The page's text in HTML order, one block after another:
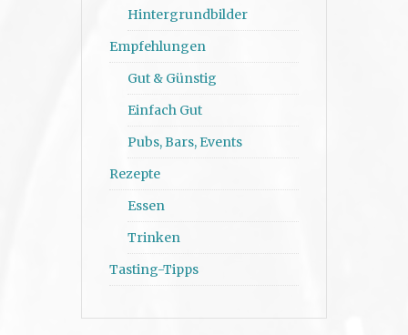
Hintergrundbilder
Empfehlungen
Gut & Günstig
Einfach Gut
Pubs, Bars, Events
Rezepte
Essen
Trinken
Tasting-Tipps